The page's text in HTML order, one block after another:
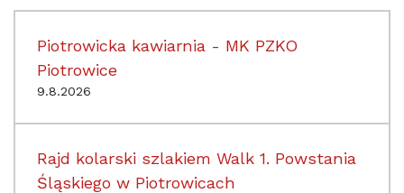
Piotrowicka kawiarnia - MK PZKO
Piotrowice
9.8.2026
Rajd kolarski szlakiem Walk 1. Powstania
Śląskiego w Piotrowicach